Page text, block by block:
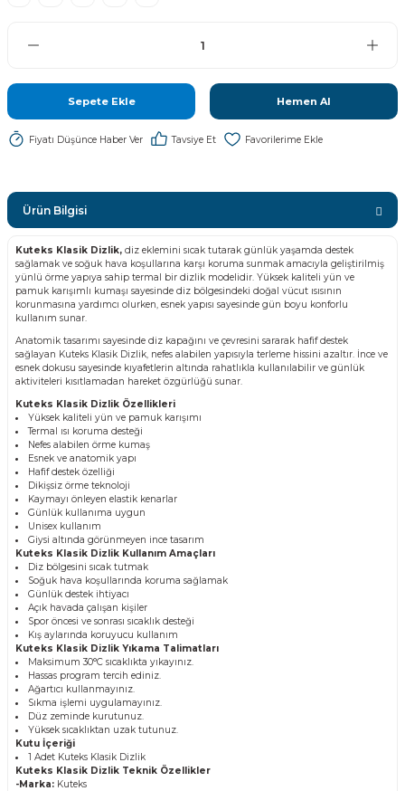
Sepete Ekle Hemen Al
Fiyatı Düşünce Haber Ver Tavsiye Et
Ürün Bilgisi
Kuteks Klasik Dizlik, diz eklemini sıcak tutarak günlük yaşamda destek
sağlamak ve soğuk hava koşullarına karşı koruma sunmak amacıyla geliştirilmiş
yünlü örme yapıya sahip termal bir dizlik modelidir. Yüksek kaliteli yün ve
pamuk karışımlı kumaşı sayesinde diz bölgesindeki doğal vücut ısısının
korunmasına yardımcı olurken, esnek yapısı sayesinde gün boyu konforlu
kullanım sunar.
Anatomik tasarımı sayesinde diz kapağını ve çevresini sararak hafif destek
sağlayan Kuteks Klasik Dizlik, nefes alabilen yapısıyla terleme hissini azaltır. İnce ve
esnek dokusu sayesinde kıyafetlerin altında rahatlıkla kullanılabilir ve günlük
aktiviteleri kısıtlamadan hareket özgürlüğü sunar.
Kuteks Klasik Dizlik Özellikleri
Yüksek kaliteli yün ve pamuk karışımı
Termal ısı koruma desteği
Nefes alabilen örme kumaş
Esnek ve anatomik yapı
Hafif destek özelliği
Dikişsiz örme teknoloji
Kaymayı önleyen elastik kenarlar
Günlük kullanıma uygun
Unisex kullanım
Giysi altında görünmeyen ince tasarım
Kuteks Klasik Dizlik Kullanım Amaçları
Diz bölgesini sıcak tutmak
Soğuk hava koşullarında koruma sağlamak
Günlük destek ihtiyacı
Açık havada çalışan kişiler
Spor öncesi ve sonrası sıcaklık desteği
Kış aylarında koruyucu kullanım
Kuteks Klasik Dizlik Yıkama Talimatları
Maksimum 30°C sıcaklıkta yıkayınız.
Hassas program tercih ediniz.
Ağartıcı kullanmayınız.
Sıkma işlemi uygulamayınız.
Düz zeminde kurutunuz.
Yüksek sıcaklıktan uzak tutunuz.
Kutu İçeriği
1 Adet Kuteks Klasik Dizlik
Kuteks Klasik Dizlik Teknik Özellikler
-Marka: Kuteks